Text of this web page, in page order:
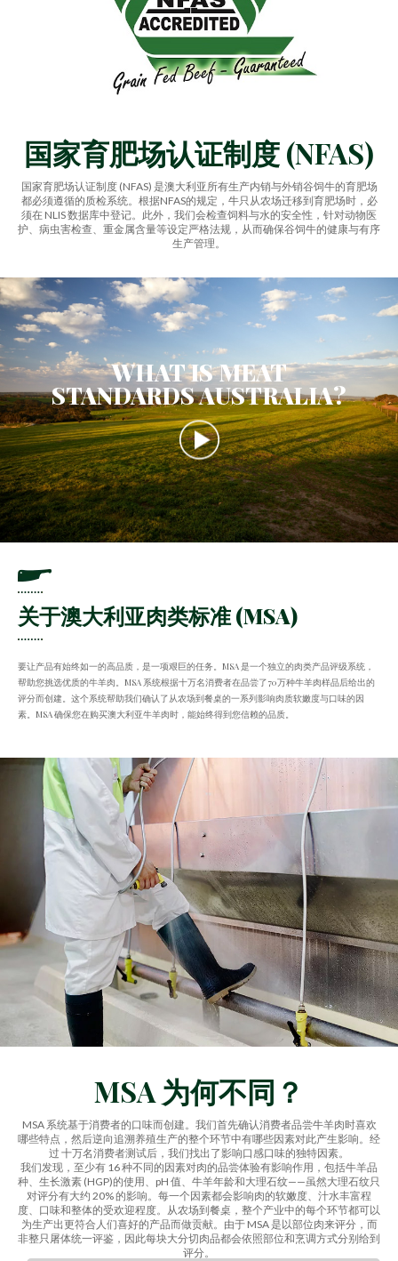
国家育肥场认证制度 (NFAS)
国家育肥场认证制度 (NFAS) 是澳大利亚所有生产内销与外销谷饲牛的育肥场
都必须遵循的质检系统。根据NFAS的规定，牛只从农场迁移到育肥场时，必
须在 NLIS 数据库中登记。此外，我们会检查饲料与水的安全性，针对动物医
护、病虫害检查、重金属含量等设定严格法规，从而确保谷饲牛的健康与有序
生产管理。
WHAT IS MEAT
STANDARDS AUSTRALIA?
关于澳大利亚肉类标准 (MSA)
要让产品有始终如一的高品质，是一项艰巨的任务。MSA 是一个独立的肉类产品评级系统，
帮助您挑选优质的牛羊肉。MSA 系统根据十万名消费者在品尝了70万种牛羊肉样品后给出的
评分而创建。这个系统帮助我们确认了从农场到餐桌的一系列影响肉质软嫩度与口味的因
素。MSA 确保您在购买澳大利亚牛羊肉时，能始终得到您信赖的品质。
MSA 为何不同？
MSA 系统基于消费者的口味而创建。我们首先确认消费者品尝牛羊肉时喜欢
哪些特点，然后逆向追溯养殖生产的整个环节中有哪些因素对此产生影响。经
过 十万名消费者测试后，我们找出了影响口感口味的独特因素。
我们发现，至少有 16 种不同的因素对肉的品尝体验有影响作用，包括牛羊品
种、生长激素 (HGP)的使用、pH 值、牛羊年龄和大理石纹——虽然大理石纹只
对评分有大约 20% 的影响。每一个因素都会影响肉的软嫩度、汁水丰富程
度、口味和整体的受欢迎程度。从农场到餐桌，整个产业中的每个环节都可以
为生产出更符合人们喜好的产品而做贡献。由于 MSA 是以部位肉来评分，而
非整只屠体统一评鉴，因此每块大分切肉品都会依照部位和烹调方式分别给到
评分。